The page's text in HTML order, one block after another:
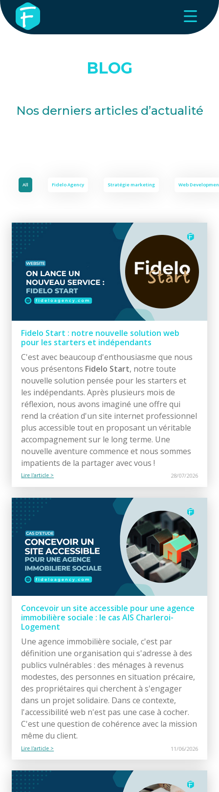
BLOG
Nos derniers articles d’actualité
All Fidelo Agency Stratégie marketing Web
Fidelo Start : notre nouvelle solution web
pour les starters et indépendants
C'est avec beaucoup d'enthousiasme que nous
vous présentons Fidelo Start, notre toute
nouvelle solution pensée pour les starters et
les indépendants. Après plusieurs mois de
réflexion, nous avons imaginé une offre qui
rend la création d'un site internet professionnel
plus accessible tout en proposant un véritable
accompagnement sur le long terme. Une
nouvelle aventure commence et nous sommes
impatients de la partager avec vous !
Lire l'article > 28/07/2026
Concevoir un site accessible pour une agence
immobilière sociale : le cas AIS Charleroi-
Logement
Une agence immobilière sociale, c'est par
définition une organisation qui s'adresse à des
publics vulnérables : des ménages à revenus
modestes, des personnes en situation précaire,
des propriétaires qui cherchent à s'engager
dans un projet solidaire. Dans ce contexte,
l'accessibilité web n'est pas une case à cocher.
C'est une question de cohérence avec la mission
même du client.
Lire l'article > 11/06/2026